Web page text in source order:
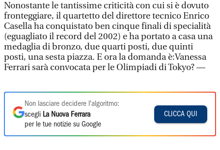
Nonostante le tantissime criticità con cui si è dovuto
fronteggiare, il quartetto del direttore tecnico Enrico
Casella ha conquistato ben cinque finali di specialità
(eguagliato il record del 2002) e ha portato a casa una
medaglia di bronzo, due quarti posti, due quinti
posti, una sesta piazza. E ora la domanda è:Vanessa
Ferrari sarà convocata per le Olimpiadi di Tokyo? —
Non lasciare decidere l'algoritmo:
scegli La Nuova Ferrara
per le tue notizie su Google
CLICCA QUI